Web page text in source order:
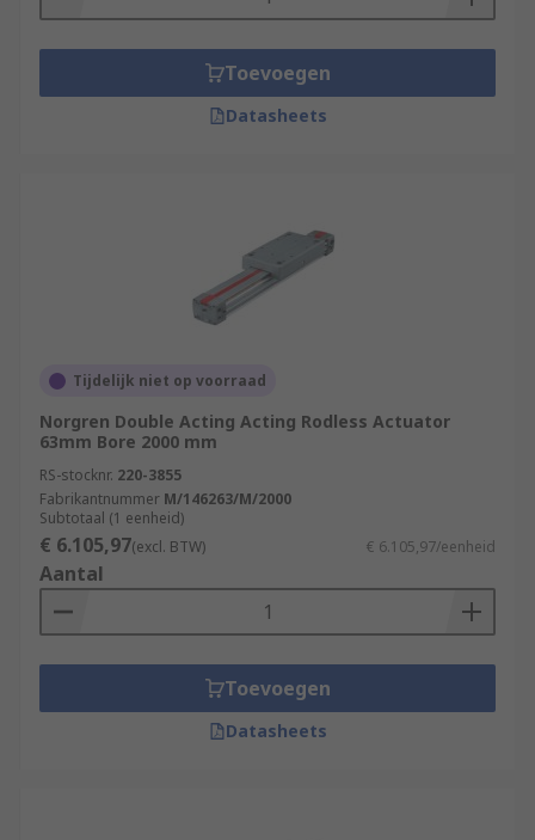
Toevoegen
Datasheets
Tijdelijk niet op voorraad
Norgren Double Acting Acting Rodless Actuator
63mm Bore 2000 mm
RS-stocknr. 220-3855
Fabrikantnummer M/146263/M/2000
Subtotaal (1 eenheid)
€ 6.105,97(excl. BTW) € 6.105,97/eenheid
Aantal
Toevoegen
Datasheets